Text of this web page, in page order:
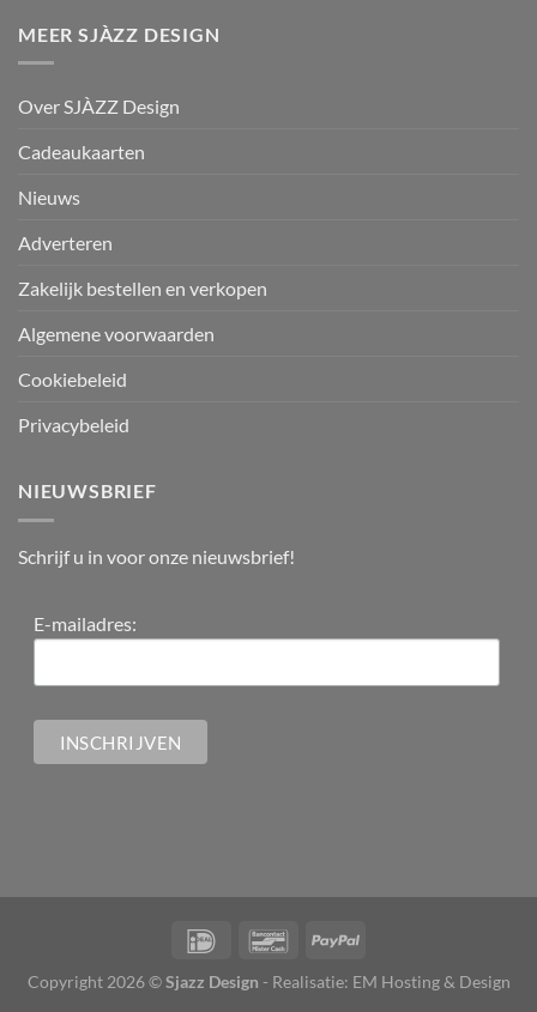
MEER SJÀZZ DESIGN
Over SJÀZZ Design
Cadeaukaarten
Nieuws
Adverteren
Zakelijk bestellen en verkopen
Algemene voorwaarden
Cookiebeleid
Privacybeleid
NIEUWSBRIEF
Schrijf u in voor onze nieuwsbrief!
E-mailadres:
Copyright 2026 ©Sjazz Design - Realisatie: EM Hosting & Design